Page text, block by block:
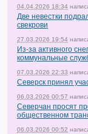
04.04.2026 18:34
Две невестки
свекрови
27.03.2026 19:54
Из-за активного
коммунальные
07.03.2026 22:33
Северск принял
06.03.2026 00:57
Северчан просят
общественном
06.03.2026 00:52